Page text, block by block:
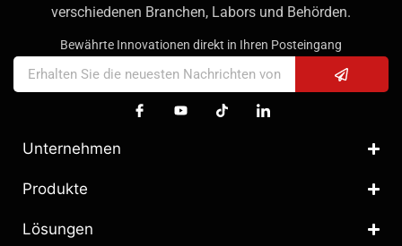
verschiedenen Branchen, Labors und Behörden.
Bewährte Innovationen direkt in Ihren Posteingang
Unternehmen
Produkte
Lösungen